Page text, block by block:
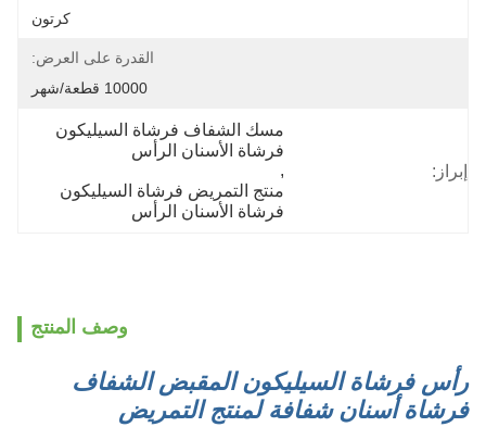
كرتون
القدرة على العرض:
10000 قطعة/شهر
إبراز:
مسك الشفاف فرشاة السيليكون
فرشاة الأسنان الرأس
,
منتج التمريض فرشاة السيليكون
فرشاة الأسنان الرأس
وصف المنتج
رأس فرشاة السيليكون المقبض الشفاف
فرشاة أسنان شفافة لمنتج التمريض